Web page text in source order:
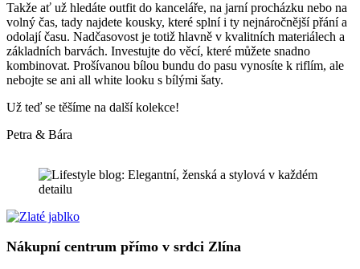
Takže ať už hledáte outfit do kanceláře, na jarní procházku nebo na
volný čas, tady najdete kousky, které splní i ty nejnáročnější přání a
odolají času. Nadčasovost je totiž hlavně v kvalitních materiálech a
základních barvách. Investujte do věcí, které můžete snadno
kombinovat. Prošívanou bílou bundu do pasu vynosíte k riflím, ale
nebojte se ani all white looku s bílými šaty.
Už teď se těšíme na další kolekce!
Petra & Bára
Nákupní centrum přímo v srdci Zlína